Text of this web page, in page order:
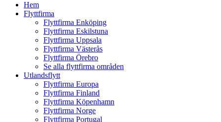
Hem
Flyttfirma
Flyttfirma Enköping
Flyttfirma Eskilstuna
Flyttfirma Uppsala
Flyttfirma Västerås
Flyttfirma Örebro
Se alla flyttfirma områden
Utlandsflytt
Flyttfirma Europa
Flyttfirma Finland
Flyttfirma Köpenhamn
Flyttfirma Norge
Flyttfirma Portugal